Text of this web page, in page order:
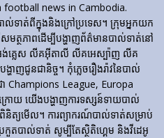
news in Cambodia.
ល់ទាត់​ពី​ក្នុង​និង​ក្រៅ​ប្រទេស។ ក្រុមអ្នកយក
ត្ថភាពដើម្បីបង្ហាញព័ត៌មានបាល់ទាត់នៅ
អង់គ្លេស លីគអ៊ីតាលី លីគអេស្ប៉ាញ លីគ
ាញជូនជានិច្ច។ កុំភ្លេចរឿងរ៉ាវនៃបាល់
Champions League, Europa
ោយ យើងបង្ហាញការទស្សន៍ទាយបាល់
ត្យមើល។ ការព្យាករណ៍បាល់ទាត់សម្រាប់
កួតបាល់ទាត់ សូម្បីតែស្ថិតិហ្គេម និងវីដេអូ